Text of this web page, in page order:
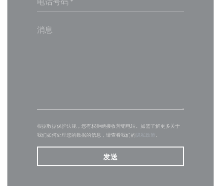
根据数据保护法规，您有权拒绝接收营销电话。如需了解更多关于
我们如何处理您的数据的信息，请查看我们的 隐私政策